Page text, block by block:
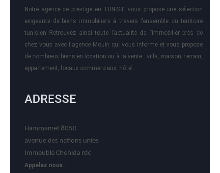
Notre agence de prestige en TUNISIE vous propose une sélection
exigeante de biens immobiliers à travers l’ensemble du territoire
tunisien Retrouvez ainsi toute l’actualité de l’immobilier près de
chez vous avec l'agence Mouin qui vous informe et vous propose
de nombreux biens en location ou à la vente : villa, maison, terrain,
appartement, locaux commerciaux, hôtel….
ADRESSE
Hammamet 8050
avenue des nations unies
Immeuble Chehida rdc
Appelez nous :